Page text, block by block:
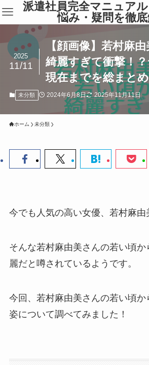
派遣社員完全マニュアル
悩み・疑問を徹
【顔画像】若村麻
綺麗すぎて衝撃！
現在までを総まと
2025
11/11
未分類 2024年6月8日 2025年11月11日
ホーム 未分類
今でも人気の高い女優、若村麻由
そんな若村麻由美さんの若い頃
麗だと噂されているようです。
今回、若村麻由美さんの若い頃か
姿について調べてみました！